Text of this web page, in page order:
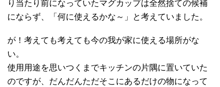
り当たり前になっていたマグカップは全然捨ての候補
にならず、「何に使えるかな～」と考えていました。
が！考えても考えても今の我が家に使える場所がな
い。
使用用途を思いつくまでキッチンの片隅に置いていた
のですが、だんだんただそこにあるだけの物になって